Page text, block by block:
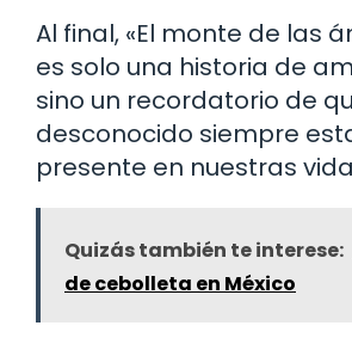
Al final, «El monte de las
es solo una historia de
sino un recordatorio de
desconocido siempre
presente en nuestras
Quizás también te interese:
de cebolleta en México